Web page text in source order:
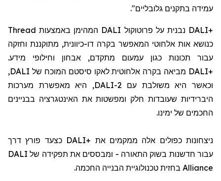
עמידה בתקנים גלובליים".
DALI+‎ נבנית על פרוטוקול DALI המהימן באמצעות Thread
כנושא אות אלחוטי המאפשר בקרה דו-כיוונית, מתוקננת וחזקה
עבור תכונות כגון עמעום מתקדם, אבחון וחילופי מידע.
DALI+‎ מביאה בקרה אלחוטית לאקו סיסטם המוכח של DALI
,
וכאשר היא משולבת עם DALI-2, היא מאפשרת מערכות
היברידיות שעובדות חלק ומפשטות את האינטגרציה בבניינים
החכמים של ימינו.
ניצחונות כפולים אלה ממקמים את +DALI כצעד פורץ דרך
עבור חדשנות בשוק התאורה - ומבססים את תפקידה של DALI
Alliance בחזית טכנולוגיית הבנייה החכמה.